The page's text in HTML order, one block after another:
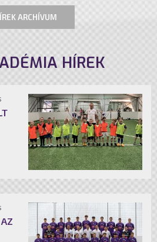
ARCHÍVUM
HÍREK